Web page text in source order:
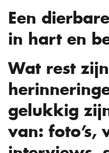
Een
in hart en
Wat rest
gelukkig
van: foto’s,